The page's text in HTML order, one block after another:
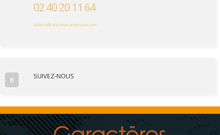
02 40 20 11 64
sobeira@caracteres-ameriques.com
SUIVEZ-NOUS